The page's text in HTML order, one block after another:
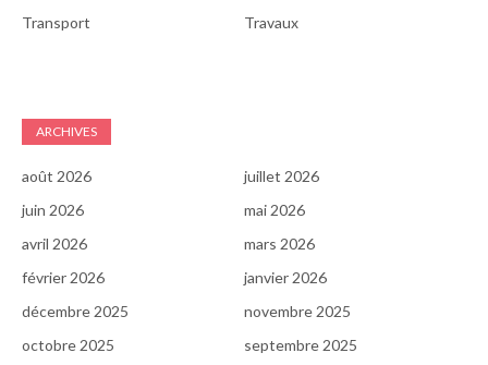
Transport
Travaux
ARCHIVES
août 2026
juillet 2026
juin 2026
mai 2026
avril 2026
mars 2026
février 2026
janvier 2026
décembre 2025
novembre 2025
octobre 2025
septembre 2025